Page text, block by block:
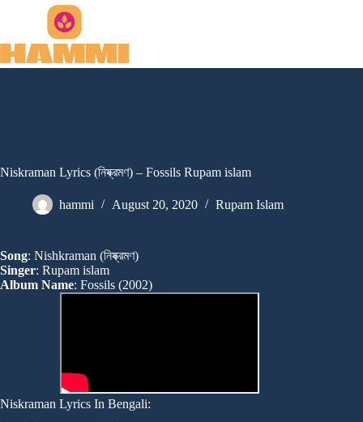
Niskraman Lyrics (নিষ্ক্রমণ) – Fossils Rupam islam
hammi August 20, 2020 Rupam Islam
Song: Nishkraman (নিষ্ক্রমণ)
Singer: Rupam islam
Album Name: Fossils (2002)
Niskraman Lyrics In Bengali: